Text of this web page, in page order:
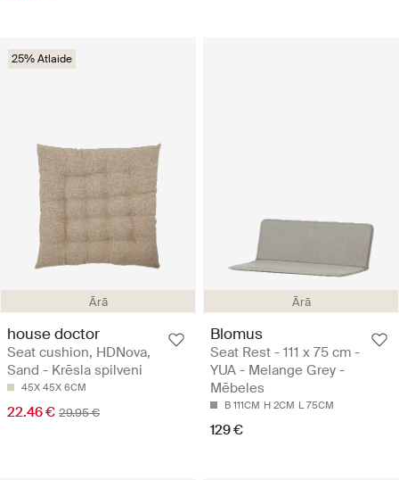
Ārā
25% Atlaide
house doctor
Seat cushion, HDNova,
Sand - Krēsla spilveni
45X 45X 6CM
22.46 € 29.95 €
Ārā
Blomus
Seat Rest - 111 x 75 cm -
YUA - Melange Grey -
Mēbeles
B 111CM H 2CM L 75CM
129 €